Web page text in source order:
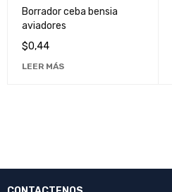
Borrador ceba bensia
aviadores
$0,44
LEER MÁS